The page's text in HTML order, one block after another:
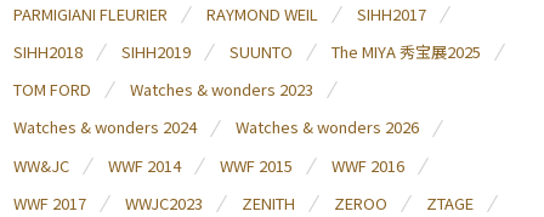
PARMIGIANI FLEURIER
RAYMOND WEIL
SIHH2017
SIHH2018
SIHH2019 SUUNTO
The MIYA 秀宝展2025
TOM FORD
Watches & wonders 2023
Watches & wonders 2024
Watches & wonders 2026
WW&JC
WWF 2014 WWF 2015
WWF 2016
WWF 2017
WWJC2023 ZENITH ZEROO
ZTAGE